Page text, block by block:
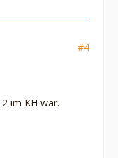
#4
im KH war.